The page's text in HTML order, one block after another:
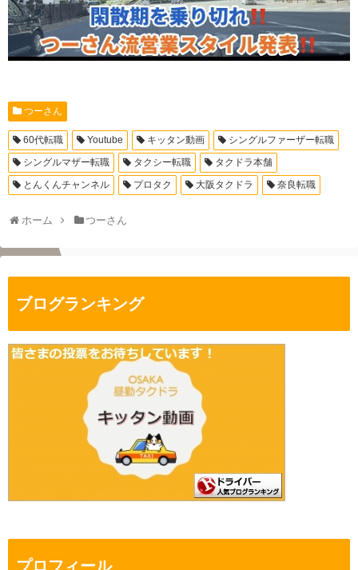
つーさん
60代転職 Youtube キッタン動画
シングルファーザー転職
シングルマザー転職
タクシー転職
タクドラ本舗
とんくんチャンネル
プロタク 大阪タクドラ 奈良転職
ホーム つーさん
ブログランキング
プロフィール